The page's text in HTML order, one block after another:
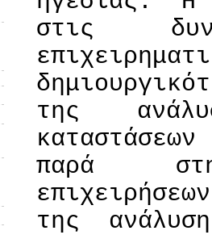
στις
της
παρά
της